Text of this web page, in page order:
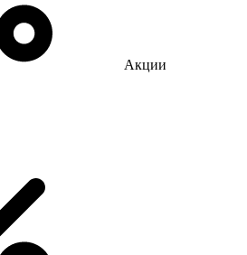
Акции